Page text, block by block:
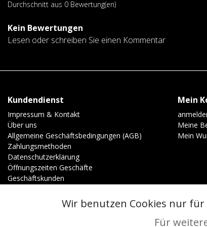
Durchschnitt aus 0 Bewertung(en)
Kein Bewertungen
Lesen oder schreiben Sie einen Kommentar
Kundendienst
Impressum & Kontakt
Über uns
Allgemeine Geschäftsbedingungen (AGB)
Zahlungsmethoden
Datenschutzerklärung
Öffnungszeiten Geschäfte
Geschäftskunden
Mein
Meine
Mein
© Copyright 2026 - | Realisatie InStijl Media
Vorverkaufsregeln |
Wir benutzen Cookies nur
Für